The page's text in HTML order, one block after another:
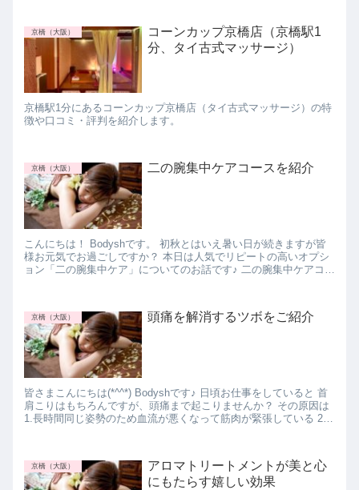
京橋（大阪）
コーンカップ京橋店（京橋駅1
分、タイ古式マッサージ）
京橋駅1分にあるコーンカップ京橋店（タイ古式マッサージ）の特
徴や口コミ・評判を紹介します。
京橋（大阪） 二の腕集中ケアコースを紹介
こんにちは！ Bodyshです。 初秋とはいえ暑い日が続きますが皆
様お元気でお過ごしですか？ 本日は人気でリピートの高いオプシ
ョン「二の腕集中ケア」についてのお話です♪ 二の腕集中ケアコー
京橋（大阪） 頭痛を解消するツボをご紹介
皆さまこんにちは(*^^*) Bodyshです♪ 日頃お仕事をしていると 首
肩こりはもちろんですが、頭痛まで起こりませんか？ その原因は
1.長時間同じ姿勢のため血流が悪くなって筋肉が緊張している 2.
京橋（大阪）
アロマトリートメントが美と心
にもたらす嬉しい効果